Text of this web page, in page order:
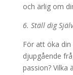
och ärlig om
6. Ställ dig
För att öka
djupgående
passion? Vilka